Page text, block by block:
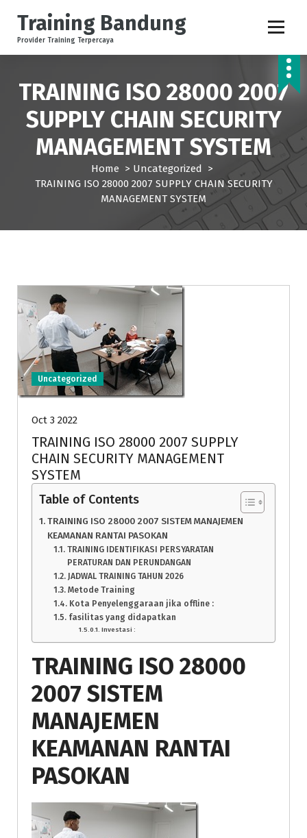
p
Training Bandung
Provider Training Terpercaya
TRAINING ISO 28000 2007
SUPPLY CHAIN SECURITY
MANAGEMENT SYSTEM
Home > Uncategorized >
TRAINING ISO 28000 2007 SUPPLY CHAIN SECURITY
MANAGEMENT SYSTEM
Uncategorized
Oct 3 2022
TRAINING ISO 28000 2007 SUPPLY
CHAIN SECURITY MANAGEMENT
SYSTEM
Table of Contents
TRAINING ISO 28000 2007 SISTEM MANAJEMEN
KEAMANAN RANTAI PASOKAN
TRAINING IDENTIFIKASI PERSYARATAN
PERATURAN DAN PERUNDANGAN
JADWAL TRAINING TAHUN 2026
Metode Training
Kota Penyelenggaraan jika offline :
fasilitas yang didapatkan
Investasi :
TRAINING ISO 28000
2007 SISTEM
MANAJEMEN
KEAMANAN RANTAI
PASOKAN